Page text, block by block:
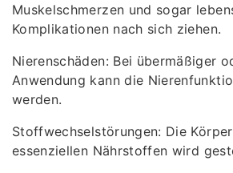
Muskelschmerzen und sogar
Komplikationen nach sich ziehen.
Nierenschäden: Bei übermäßiger
Anwendung kann die
werden.
Stoffwechselstörungen: Die
essenziellen Nährstoffen wird